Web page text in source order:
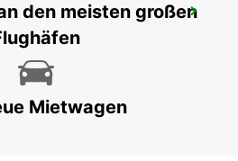
den meisten großen
Mietwagen